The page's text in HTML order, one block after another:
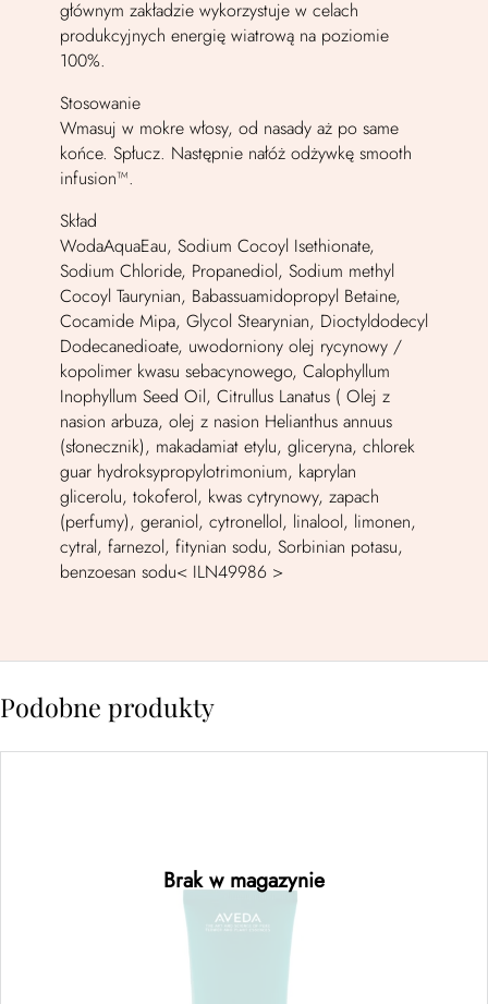
głównym zakładzie wykorzystuje w celach
produkcyjnych energię wiatrową na poziomie
100%.
Stosowanie
Wmasuj w mokre włosy, od nasady aż po same
końce. Spłucz. Następnie nałóż odżywkę smooth
infusion™.
Skład
WodaAquaEau, Sodium Cocoyl Isethionate,
Sodium Chloride, Propanediol, Sodium methyl
Cocoyl Taurynian, Babassuamidopropyl Betaine,
Cocamide Mipa, Glycol Stearynian, Dioctyldodecyl
Dodecanedioate, uwodorniony olej rycynowy /
kopolimer kwasu sebacynowego, Calophyllum
Inophyllum Seed Oil, Citrullus Lanatus ( Olej z
nasion arbuza, olej z nasion Helianthus annuus
(słonecznik), makadamiat etylu, gliceryna, chlorek
guar hydroksypropylotrimonium, kaprylan
glicerolu, tokoferol, kwas cytrynowy, zapach
(perfumy), geraniol, cytronellol, linalool, limonen,
cytral, farnezol, fitynian sodu, Sorbinian potasu,
benzoesan sodu< ILN49986 >
Podobne produkty
Dowiedz się więcej
Brak w magazynie